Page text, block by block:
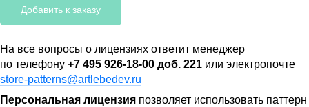
Добавить к заказу
На все вопросы о лицензиях ответит менеджер
по телефону +7 495 926-18-00 доб. 221 или электропочте
store-patterns@artlebedev.ru
Персональная лицензия позволяет использовать паттерн